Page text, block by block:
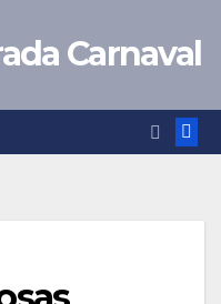
Carnaval